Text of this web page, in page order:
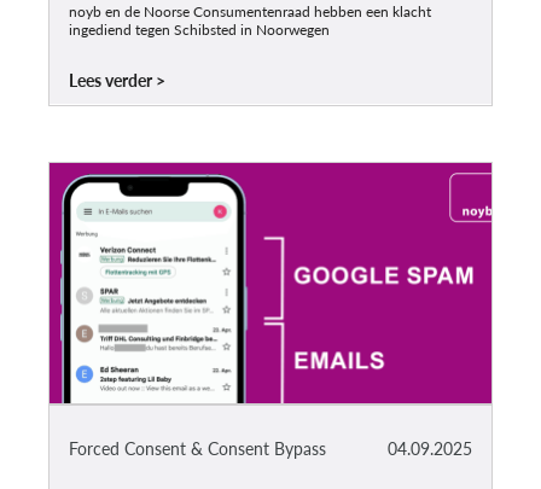
noyb en de Noorse Consumentenraad hebben een klacht
ingediend tegen Schibsted in Noorwegen
Lees verder
04.09.2025
Forced Consent & Consent Bypass